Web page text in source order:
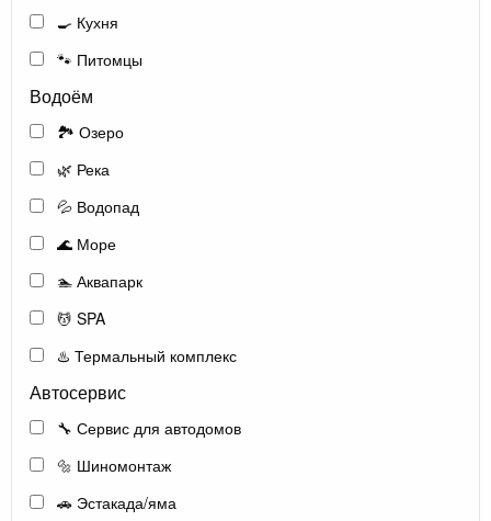
🍳 Кухня
🐾 Питомцы
Водоём
🏞️ Озеро
🌿 Река
💦 Водопад
🌊 Море
🏊 Аквапарк
💆 SPA
♨️ Термальный комплекс
Автосервис
🔧 Сервис для автодомов
🔩 Шиномонтаж
🚗 Эстакада/яма